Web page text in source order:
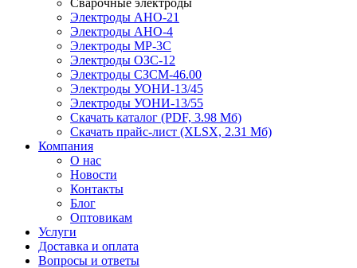
Сварочные электроды
Электроды АНО-21
Электроды АНО-4
Электроды МР-3С
Электроды ОЗС-12
Электроды СЗСМ-46.00
Электроды УОНИ-13/45
Электроды УОНИ-13/55
Скачать каталог (PDF, 3.98 Мб)
Скачать прайс-лист (XLSX, 2.31 Мб)
Компания
О нас
Новости
Контакты
Блог
Оптовикам
Услуги
Доставка и оплата
Вопросы и ответы